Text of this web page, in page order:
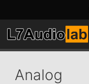
至
内
容
Analog